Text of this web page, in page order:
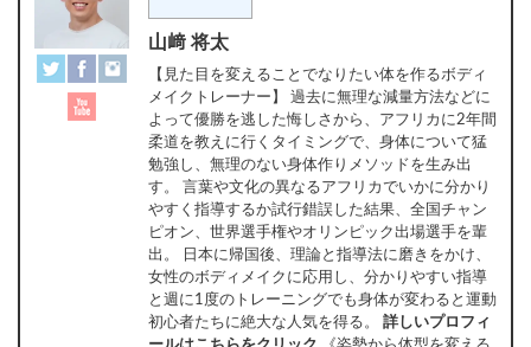
山﨑 将太
【見た目を変えることでなりたい体を作るボディ
メイクトレーナー】 過去に無理な減量方法などに
よって優勝を逃した悔しさから、アフリカに2年間
柔道を教えに行くタイミングで、身体について猛
勉強し、無理のない身体作りメソッドを生み出
す。 言葉や文化の異なるアフリカでいかに分かり
やすく指導するか試行錯誤した結果、全国チャン
ピオン、世界選手権やオリンピック出場選手を輩
出。 日本に帰国後、理論と指導法に磨きをかけ、
女性のボディメイクに応用し、分かりやすい指導
と週に1度のトレーニングでも身体が変わると運動
初心者たちに絶大な人気を得る。 詳しいプロフィ